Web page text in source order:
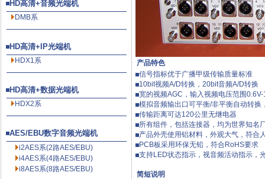
HD高清+音频光端机
DMB系
HD高清+IP光端机
HDX1系
HD高清+数据光端机
HDX2系
AES/EBU数字音频光端机
i2AES系(2路AES/EBU)
i4AES系(4路AES/EBU)
i8AES系(8路AES/EBU)
产品特色
信号指标优于广播甲级传输质量标准
10bit视频A/D转换，20bit音频A/D转换
宽的视频AGC，输入视频电压范围
模拟音频输出口可平衡/非平衡自动转
传输距离可达120公里无继电器
所有组件，包括连接器，均为世界知名
产品外壳使用铝材料，外观大气，符合
PCB板采用环保无铅，符合RoHS要求
支持LED状态指示，视音频活动指示，
简短说明